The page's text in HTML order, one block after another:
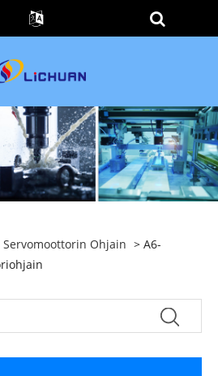
Servomoottorin Ohjain > A6-